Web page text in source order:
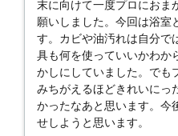
末に向けて一度プロにおま
願いしました。今回は浴室
す。カビや油汚れは自分で
具も何を使っていいかわか
かしにしていました。でも
みちがえるほどきれいにっ
かったなあと思います。今
せしようと思います。